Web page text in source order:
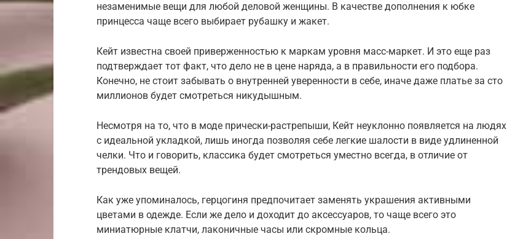
незаменимые вещи для любой деловой женщины. В качестве дополнения к юбке
принцесса чаще всего выбирает рубашку и жакет.
Кейт известна своей приверженностью к маркам уровня масс-маркет. И это еще раз
подтверждает тот факт, что дело не в цене наряда, а в правильности его подбора.
Конечно, не стоит забывать о внутренней уверенности в себе, иначе даже платье за сто
миллионов будет смотреться никудышным.
Несмотря на то, что в моде прически-растрепыши, Кейт неуклонно появляется на людях
с идеальной укладкой, лишь иногда позволяя себе легкие шалости в виде удлиненной
челки. Что и говорить, классика будет смотреться уместно всегда, в отличие от
трендовых вещей.
Как уже упоминалось, герцогиня предпочитает заменять украшения активными
цветами в одежде. Если же дело и доходит до аксессуаров, то чаще всего это
миниатюрные клатчи, лаконичные часы или скромные кольца.